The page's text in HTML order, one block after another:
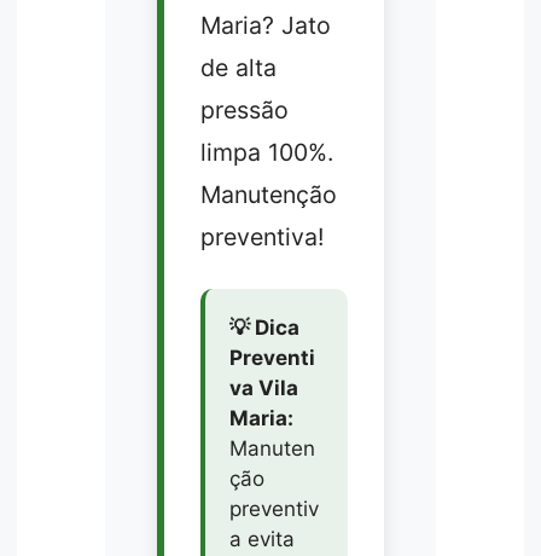
Maria? Jato
de alta
pressão
limpa 100%.
Manutenção
preventiva!
💡 Dica
Preventi
va Vila
Maria:
Manuten
ção
preventiv
a evita